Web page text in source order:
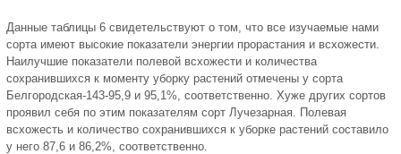
Данные таблицы 6 свидетельствуют о том, что все изучаемые нами
сорта имеют высокие показатели энергии прорастания и всхожести.
Наилучшие показатели полевой всхожести и количества
сохранившихся к моменту уборку растений отмечены у сорта
Белгородская-143-95,9 и 95,1%, соответственно. Хуже других сортов
проявил себя по этим показателям сорт Лучезарная. Полевая
всхожесть и количество сохранившихся к уборке растений составило
у него 87,6 и 86,2%, соответственно.